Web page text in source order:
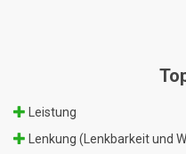
Leistung
Lenkung (Lenkbarkeit und